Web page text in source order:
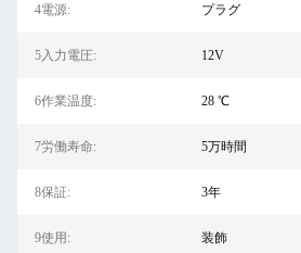
4電源: プラグ
5入力電圧: 12V
6作業温度: 28 ℃
7労働寿命: 5万時間
8保証: 3年
9使用: 装飾